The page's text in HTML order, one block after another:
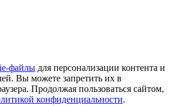
файлы для персонализации контента и
Вы можете запретить их в
Продолжая пользоваться сайтом,
конфиденциальности.